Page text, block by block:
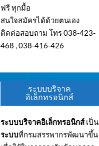
ฟรี ทุกมื้อ
สนใจสมัครได้ด้วยตนเอง
ติดต่อสอบถาม โทร 038-423-
468 , 038-416-426
ระบบบริจาค
อิเล็กทรอนิกส์
ระบบบริจาคอิเล็กทรอนิกส์เป็น
ระบบที่กรมสรรพากรพัฒนาขึ้น